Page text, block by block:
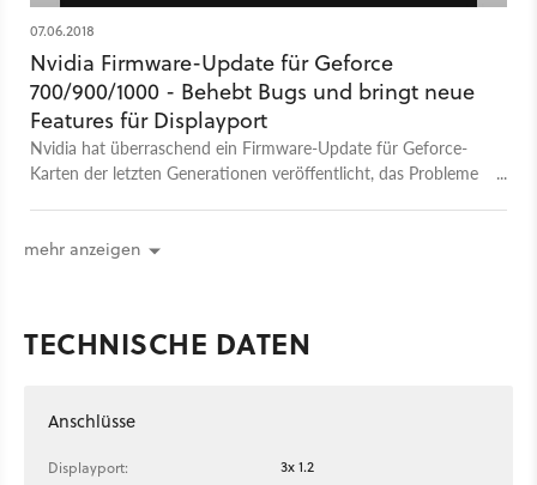
07.06.2018
Nvidia Firmware-Update für Geforce
700/900/1000 - Behebt Bugs und bringt neue
Features für Displayport
Nvidia hat überraschend ein Firmware-Update für Geforce-
Karten der letzten Generationen veröffentlicht, das Probleme
mehr anzeigen
TECHNISCHE DATEN
Anschlüsse
Displayport:
3x 1.2